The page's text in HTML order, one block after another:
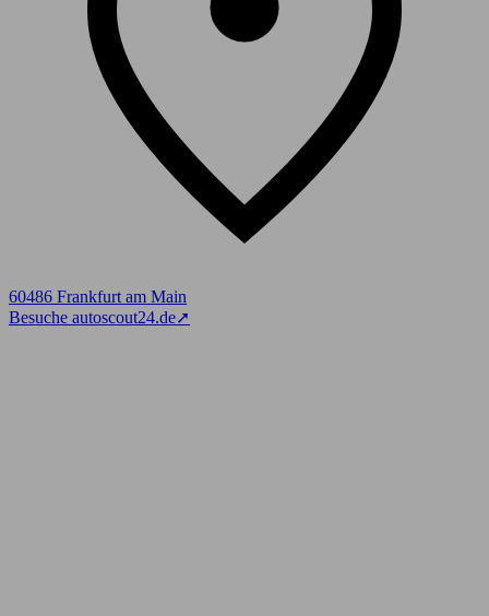
60486 Frankfurt am Main
Besuche autoscout24.de➚